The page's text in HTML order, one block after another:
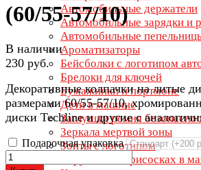
Автомобильные держатели
Автомобильные зарядки и
Автомобильные
Ароматизаторы
Бейсболки с логотипом
Брелоки для ключей
Бумажники и портмоне
Дети в машине
Заглушки ремня
Зеркала мертвой зоны
Зонты с логотипом
Игрушки на присосках в
(60/55-57/10)
В наличии
230 руб.
Декоративные колпачки на литые
размерами 60/55-57/10,
диски Techline и другие с
Подарочная упаковка